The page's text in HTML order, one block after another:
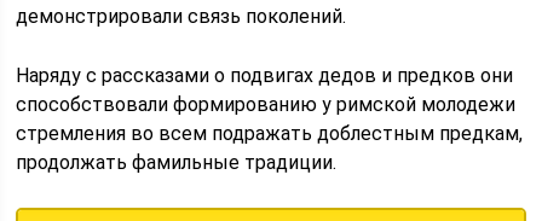
демонстрировали связь поколений.
Наряду с рассказами о подвигах дедов и предков они
способствовали формированию у римской молодежи
стремления во всем подражать доблестным предкам,
продолжать фамильные традиции.